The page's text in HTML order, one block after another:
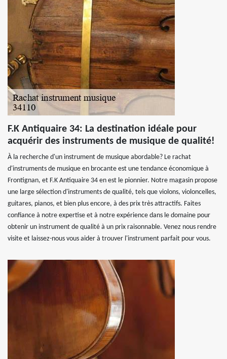
F.K Antiquaire 34: La destination idéale pour
acquérir des instruments de musique de qualité!
À la recherche d'un instrument de musique abordable? Le rachat
d'instruments de musique en brocante est une tendance économique à
Frontignan, et F.K Antiquaire 34 en est le pionnier. Notre magasin propose
une large sélection d'instruments de qualité, tels que violons, violoncelles,
guitares, pianos, et bien plus encore, à des prix très attractifs. Faites
confiance à notre expertise et à notre expérience dans le domaine pour
obtenir un instrument de qualité à un prix raisonnable. Venez nous rendre
visite et laissez-nous vous aider à trouver l'instrument parfait pour vous.